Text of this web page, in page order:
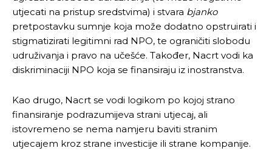
utjecati na pristup sredstvima) i stvara bjanko
pretpostavku sumnje koja može dodatno opstruirati i
stigmatizirati legitimni rad NPO, te ograničiti slobodu
udruživanja i pravo na učešće. Također, Nacrt vodi ka
diskriminaciji NPO koja se finansiraju iz inostranstva.
Kao drugo, Nacrt se vodi logikom po kojoj strano
finansiranje podrazumijeva strani utjecaj, ali
istovremeno se nema namjeru baviti stranim
utjecajem kroz strane investicije ili strane kompanije.